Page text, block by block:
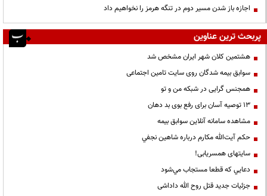
اجازه باز شدن مسیر دوم در تنگه هرمز را نخواهیم داد
پربحث ترین عناوین
هشتمین کلان شهر ایران مشخص شد
سوابق بیمه شدگان روی سایت تامین اجتماعی
همجنس گرایی در شبکه من و تو
13 توصیه آسان برای رفع بوی بد دهان
مشاهده سامانه آنلاين سوابق بیمه
حكم آيت‌الله مكارم درباره شاهين نجفي
سایتهای همسریابی!
دعايي كه قطعا مستجاب مي‌شود
جزئیات جدید قتل روح الله داداشی